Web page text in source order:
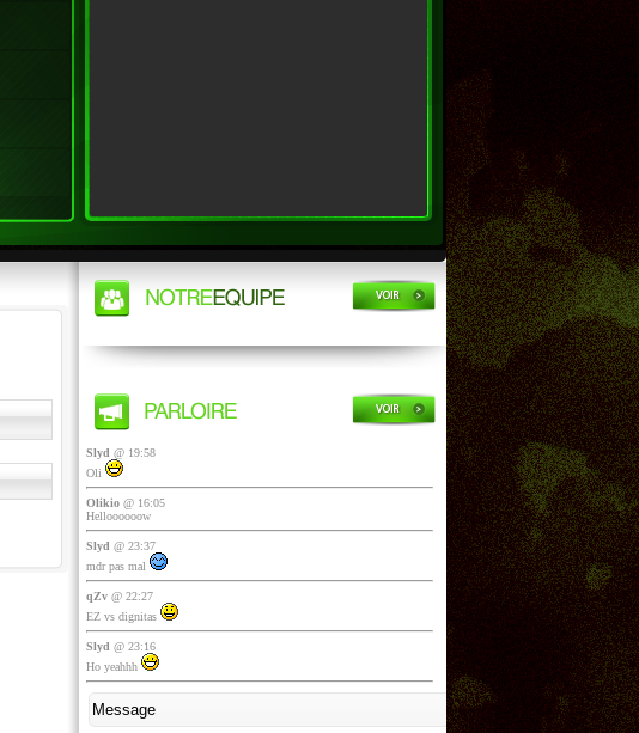
Slyd @ 19:58
Oli
Olikio@ 16:05
Helloooooow
Slyd @ 23:37
mdr pas mal
qZv@ 22:27
EZ vs dignitas
Slyd @ 23:16
Ho yeahhh